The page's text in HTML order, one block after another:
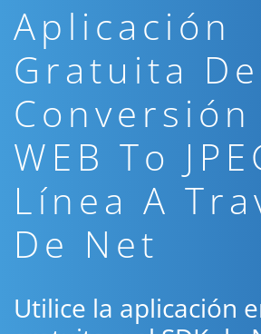
Aplicación
Gratuita De
Conversión
WEB To
Línea A
De Net
Utilice la aplicación